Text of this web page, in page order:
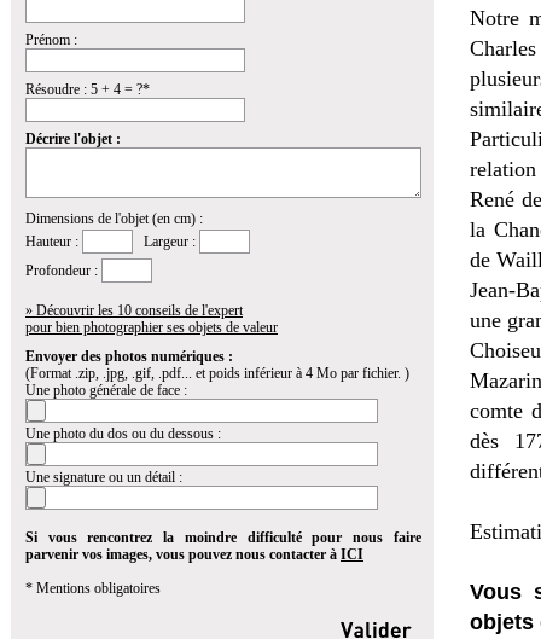
Prénom :
Résoudre : 5 + 4 = ?*
Décrire l'objet :
Dimensions de l'objet (en cm) :
Hauteur :
Largeur :
Profondeur :
» Découvrir les 10 conseils de l'expert
pour bien photographier ses objets de valeur
Envoyer des photos numériques :
(Format .zip, .jpg, .gif, .pdf... et poids inférieur à 4 Mo par fichier. )
Une photo générale de face :
Une photo du dos ou du dessous :
Une signature ou un détail :
Si vous rencontrez la moindre difficulté pour nous faire
parvenir vos images, vous pouvez nous contacter à ICI
* Mentions obligatoires
Notre
René
la
de
Jean-
une
comte
dès
Vous
objets